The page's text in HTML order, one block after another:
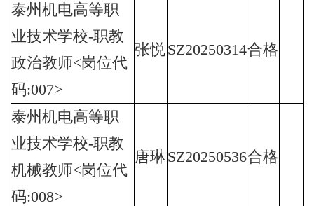
泰州机电高等职
业技术学校-职教
政治教师<岗位代
码:007>
张悦SZ20250314合格
泰州机电高等职
业技术学校-职教
机械教师<岗位代
码:008>
唐琳 SZ20250536合格